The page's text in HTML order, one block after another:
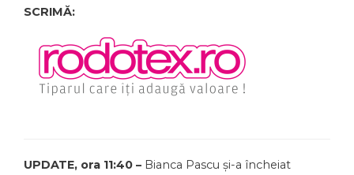
SCRIMĂ:
UPDATE, ora 11:40 – Bianca Pascu și-a încheiat